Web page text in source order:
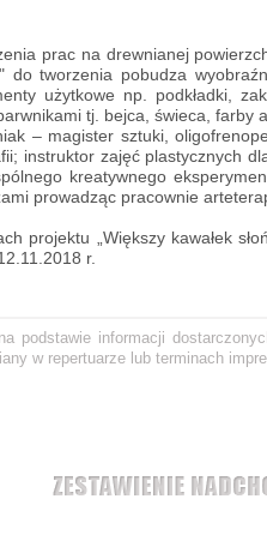
prac na drewnianej
do tworzenia pobudza
użytkowe np. podkładki,
tj. bejca, świeca,
– magister sztuki,
instruktor zajęć plastycznych
kreatywnego
prowadząc pracownie
projektu „Większy kawałek
r.
podstawie informacji
w repertuarze lub terminach